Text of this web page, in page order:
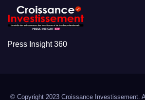
Press Insight 360
© Copyright 2023 Croissance Investissement.